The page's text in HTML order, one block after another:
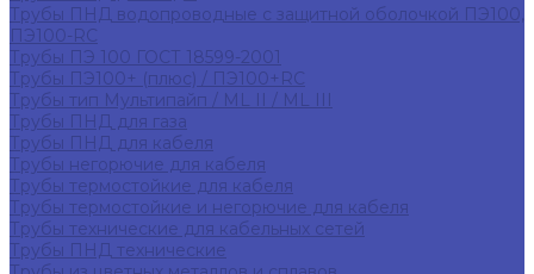
Трубы ПНД водопроводные с защитной оболочкой ПЭ100,
ПЭ100-RC
Трубы ПЭ 100 ГОСТ 18599-2001
Трубы ПЭ100+ (плюс) / ПЭ100+RC
Трубы тип Мультипайп / ML II / ML III
Трубы ПНД для газа
Трубы ПНД для кабеля
Трубы негорючие для кабеля
Трубы термостойкие для кабеля
Трубы термостойкие и негорючие для кабеля
Трубы технические для кабельных сетей
Трубы ПНД технические